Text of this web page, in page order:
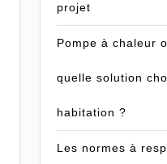
projet
Pompe à chaleur
quelle solution
habitation ?
Les normes à